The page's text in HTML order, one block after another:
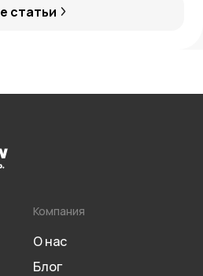
статьи
Компания
О нас
Блог